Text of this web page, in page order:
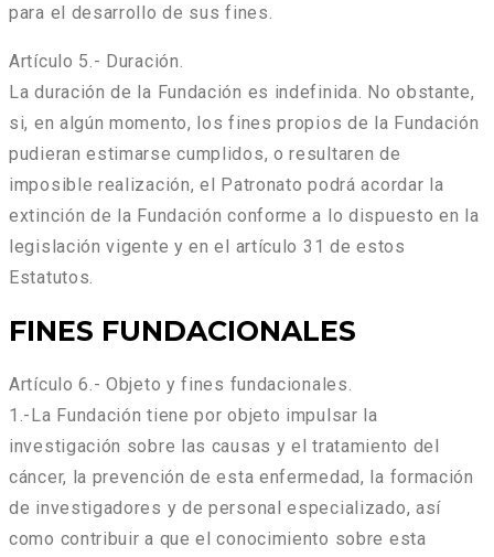
para el desarrollo de sus fines.
Artículo 5.- Duración.
La duración de la Fundación es indefinida. No obstante,
si, en algún momento, los fines propios de la Fundación
pudieran estimarse cumplidos, o resultaren de
imposible realización, el Patronato podrá acordar la
extinción de la Fundación conforme a lo dispuesto en la
legislación vigente y en el artículo 31 de estos
Estatutos.
FINES FUNDACIONALES
Artículo 6.- Objeto y fines fundacionales.
1.-La Fundación tiene por objeto impulsar la
investigación sobre las causas y el tratamiento del
cáncer, la prevención de esta enfermedad, la formación
de investigadores y de personal especializado, así
como contribuir a que el conocimiento sobre esta